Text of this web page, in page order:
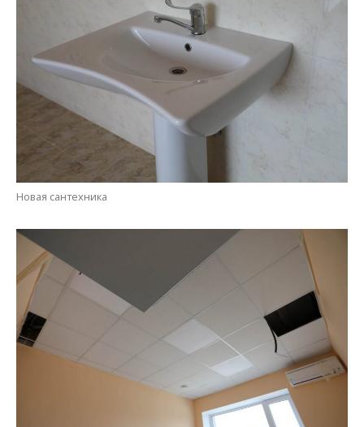
Новая сантехника
Отделка современными материалами